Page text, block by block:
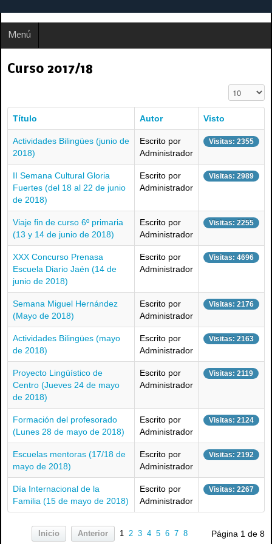
Menú
Curso 2017/18
Cantidad a
Título Autor Visto
Actividades Bilingües (junio de
2018)
Escrito por
Administrador
Visitas: 2355
II Semana Cultural Gloria
Fuertes (del 18 al 22 de junio
de 2018)
Escrito por
Administrador
Visitas: 2989
Viaje fin de curso 6º primaria
(13 y 14 de junio de 2018)
Escrito por
Administrador
Visitas: 2255
XXX Concurso Prenasa
Escuela Diario Jaén (14 de
junio de 2018)
Escrito por
Administrador
Visitas: 4696
Semana Miguel Hernández
(Mayo de 2018)
Escrito por
Administrador
Visitas: 2176
Actividades Bilingües (mayo
de 2018)
Escrito por
Administrador
Visitas: 2163
Proyecto Lingüístico de
Centro (Jueves 24 de mayo
de 2018)
Escrito por
Administrador
Visitas: 2119
Formación del profesorado
(Lunes 28 de mayo de 2018)
Escrito por
Administrador
Visitas: 2124
Escuelas mentoras (17/18 de
mayo de 2018)
Escrito por
Administrador
Visitas: 2192
Día Internacional de la
Familia (15 de mayo de 2018)
Escrito por
Administrador
Visitas: 2267
Página 1 de 8
Inicio Anterior 1 2 3 4 5 6 7 8